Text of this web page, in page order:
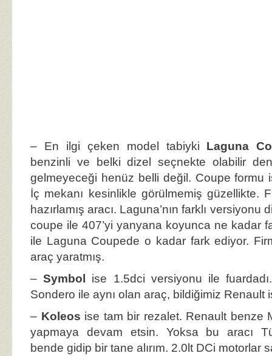
– En ilgi çeken model tabiyki Laguna
benzinli ve belki dizel seçnekte olabilir
gelmeyeceği henüz belli değil. Coupe formu
İç mekanı kesinlikle görülmemiş güzellikte.
hazırlamış aracı. Laguna’nın farklı
coupe ile 407’yi yanyana koyunca ne kadar
ile Laguna Coupede o kadar fark ediyor.
araç yaratmış.
–Symbol
ise 1.5dci versiyonu ile
Sondero ile aynı olan araç, bildiğimiz Renault
– Koleos ise tam bir rezalet. Renault benze
yapmaya devam etsin. Yoksa bu aracı
bende gidip bir tane alırım. 2.0lt DCi motorlar